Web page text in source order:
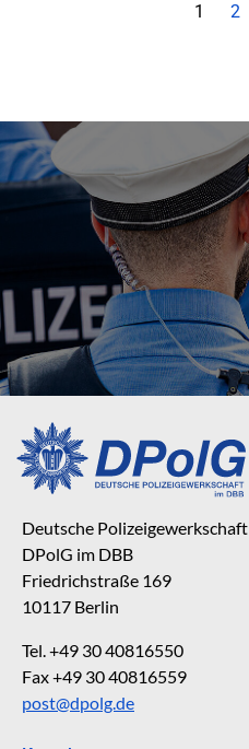
1 2
Deutsche Polizeigewerkschaft
DPolG im DBB
Friedrichstraße 169
10117 Berlin
Tel. +49 30 40816550
Fax +49 30 40816559
post@dpolg.de